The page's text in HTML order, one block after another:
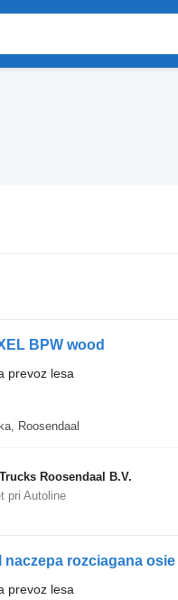
BPW wood
prevoz lesa
Roosendaal
Trucks Roosendaal B.V.
pri Autoline
naczepa rozciagana
prevoz lesa